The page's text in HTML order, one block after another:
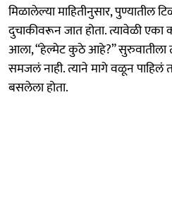
मिळालेल्या माहितीनुसार,
दुचाकीवरून जात होता. त्यावेळी
आला, “हेल्मेट कुठे आहे?” सुरुवातीला
समजलं नाही. त्याने मागे वळून पाहिलं
बसलेला होता.